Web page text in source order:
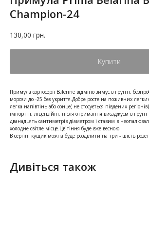
Champion-24
130,00 грн.
Купити
Примула сортосерії Balerine відміно зимує в грунті,
морози до -25 без укриття.Добре росте на поживних
легка напівтінь або сонце( не стосується південих
імпортні, ліцензійні, після отримання висаджуєм в
дванадцять сантиметрів діаметром і ставим в
холодне світле місце.Цвітіння буде вже весною.
В серпні кущик можна буде розділити на три - шість
Дивіться також